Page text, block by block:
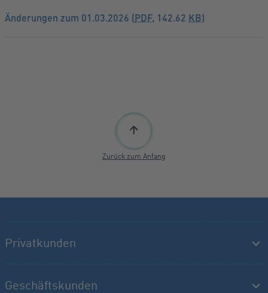
Änderungen zum 01.03.2026 (PDF, 142.62 KB)
Zurück zum Anfang
Privatkunden
Geschäftskunden